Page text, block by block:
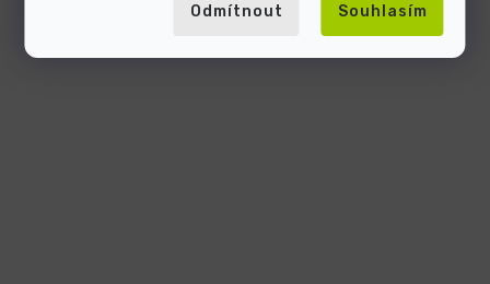
Odmítnout Souhlasím